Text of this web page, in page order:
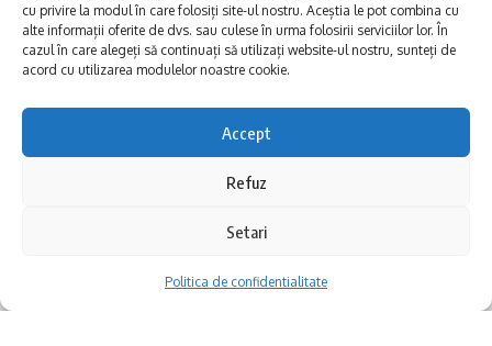
cu privire la modul în care folosiți site-ul nostru. Aceștia le pot combina cu
alte informații oferite de dvs. sau culese în urma folosirii serviciilor lor. În
cazul în care alegeți să continuați să utilizați website-ul nostru, sunteți de
acord cu utilizarea modulelor noastre cookie.
Accept
Refuz
Setari
Politica de confidentialitate
E xplorăm Dobrogea,
Explorăm valorile locale:
Deltă, Litoral, cele mai mari
lacuri, cele mai vechi orașe,
multe etnii, CELE MAI
Afaceri și meșteșuguri
Actualitate
La Drum cu Ada